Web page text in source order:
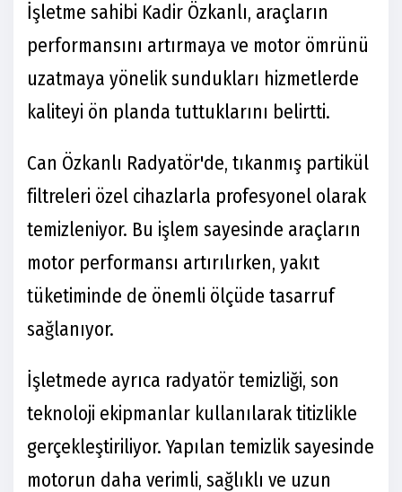
İşletme sahibi Kadir Özkanlı, araçların
performansını artırmaya ve motor ömrünü
uzatmaya yönelik sundukları hizmetlerde
kaliteyi ön planda tuttuklarını belirtti.
Can Özkanlı Radyatör'de, tıkanmış partikül
filtreleri özel cihazlarla profesyonel olarak
temizleniyor. Bu işlem sayesinde araçların
motor performansı artırılırken, yakıt
tüketiminde de önemli ölçüde tasarruf
sağlanıyor.
İşletmede ayrıca radyatör temizliği, son
teknoloji ekipmanlar kullanılarak titizlikle
gerçekleştiriliyor. Yapılan temizlik sayesinde
motorun daha verimli, sağlıklı ve uzun